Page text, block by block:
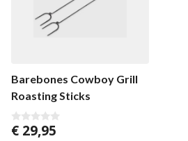
Barebones Cowboy Grill
Roasting Sticks
0
€ 29,95